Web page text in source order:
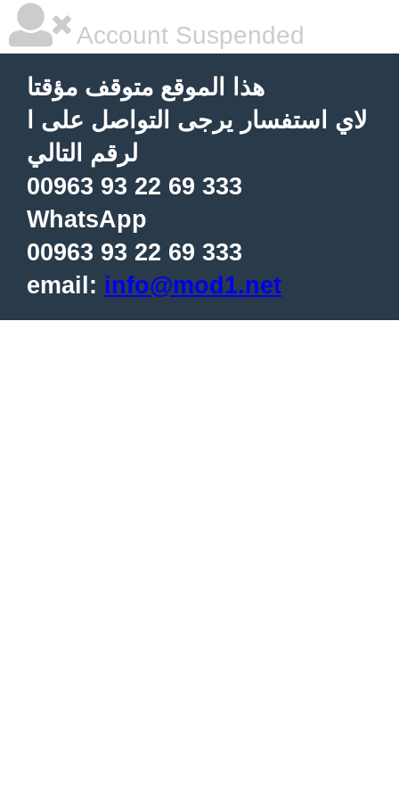
Account Suspended
هذا الموقع متوقف مؤقتا
لاي استفسار يرجى التواصل على ا
لرقم التالي
00963 93 22 69 333
WhatsApp
00963 93 22 69 333
email: info@mod1.net